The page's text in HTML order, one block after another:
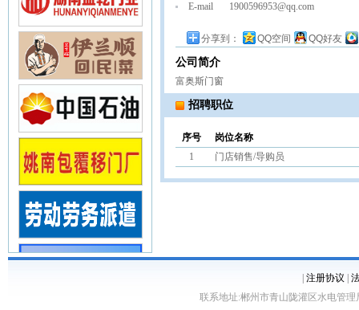
E-mail 1900596953@qq.com
分享到： QQ空间 QQ好友
公司简介
富奥斯门窗
招聘职位
序号
岗位名称
1
门店销售/导购员
注册协议
联系地址:郴州市青山陇灌区水电管理